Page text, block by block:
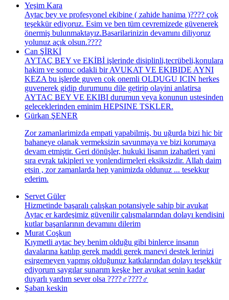
Yeşim Kara
Aytaç bey ve profesyonel ekibine ( zahide hanima )???? çok
teşekkür ediyoruz. Esim ve ben tüm cevremizede güvenerek
önermiş bulunmaktayız.Basarilarinizin devamını diliyoruz
yolunuz açık olsun.????
Can ŞİRKİ
AYTAÇ BEY ve EKİBİ işlerinde disiplinli,tecrübeli,konulara
hakim ve sonuc odakli bir AVUKAT VE EKIBIDE AYNI
KEZA bu işlerde guven cok onemli OLDUGU ICIN herkes
guvenerek gidip durumunu dile getirip olayini anlatirsa
AYTAC BEY VE EKIBI durumun veya konunun ustesinden
geleceklerinden eminim HEPSINE TSKLER.
Gürkan ŞENER
Zor zamanlarimizda empati yapabilmiş, bu uğurda bizi hic bir
bahaneye olanak vermeksizin savunmaya ve bizi korumaya
devam etmiştir. Geri dönüşler, hukuki lisanın izahatleri yani
sıra evrak takipleri ve yonlendirmeleri eksiksizdir. Allah daim
etsin , zor zamanlarda hep yanimizda oldunuz ... tesekkur
ederim.
Servet Güler
Hizmetinde başaralı çalışkan potansiyele sahip bir avukat
Aytaç er kardeşimiz güvenilir çalışmalarından dolayı kendisini
kutlar başarılarının devamını dilerim
Murat Coşkun
Kıymetli aytac bey benim olduğu gibi binlerce insanın
davalarına katılıp gerek maddi gerek manevi destek lerinizi
esirgemeyen yapmış olduğunuz katkılarından dolayı teşekkür
ediyorum saygılar sunarım keşke her avukat senin kadar
duyarlı yardım sever olsa ????‍♂️????‍♂️
Şaban keskin